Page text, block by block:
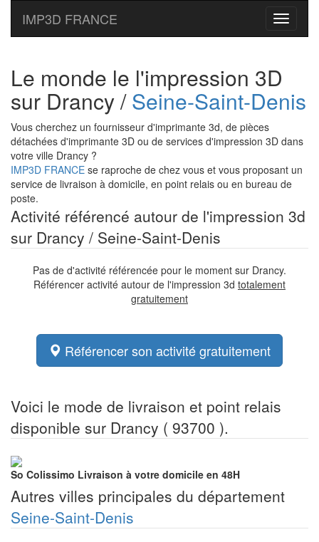
Toggle
IMP3D FRANCE
Le monde le l'impression 3D
sur Drancy /Seine-Saint-Denis
Vous cherchez un fournisseur d'imprimante 3d, de pièces
détachées d'imprimante 3D ou de services d'impression 3D dans
votre ville Drancy ?
IMP3D FRANCE se raproche de chez vous et vous proposant un
service de livraison à domicile, en point relais ou en bureau de
poste.
Activité référencé autour de l'impression 3d
sur Drancy / Seine-Saint-Denis
Pas de d'activité référencée pour le moment sur Drancy.
Référencer activité autour de l'impression 3d totalement
gratuitement
Référencer son activité gratuitement
Voici le mode de livraison et point relais
disponible sur Drancy ( 93700 ).
So Colissimo Livraison à votre domicile en 48H
Autres villes principales du département
Seine-Saint-Denis